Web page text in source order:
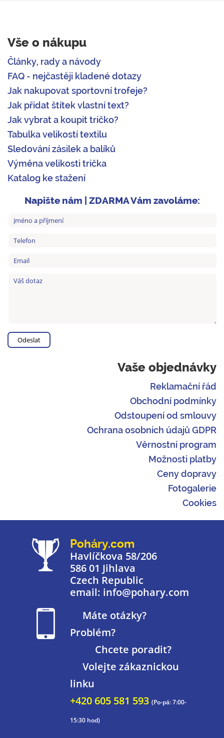
Vše o nákupu
Články, rady a návody
FAQ - nejčastěji kladené dotazy
Jak nakupovat sportovní trofeje?
Jak přidat štítek vlastní text?
Jak vybrat a koupit tričko?
Tabulka velikostí textilu
Sledování zásilek a balíků
Výměna velikosti trička
Katalog ke stažení
Napište nám | ZDARMA Vám zavoláme:
Vaše objednávky
Reklamační řád
Obchodní podmínky
Odstoupení od smlouvy
Ochrana osobních údajů GDPR
Věrnostní program
Možnosti platby
Ceny dopravy
Fotogalerie
Cookies
Poháry.com
Havlíčkova 58/206
586 01 Jihlava
Czech Republic
email: info@pohary.com
Máte otázky?
Problém?
Chcete poradit?
Volejte zákaznickou
linku
+420 605 581 593 (Po-pá: 7:00-
15:30 hod)